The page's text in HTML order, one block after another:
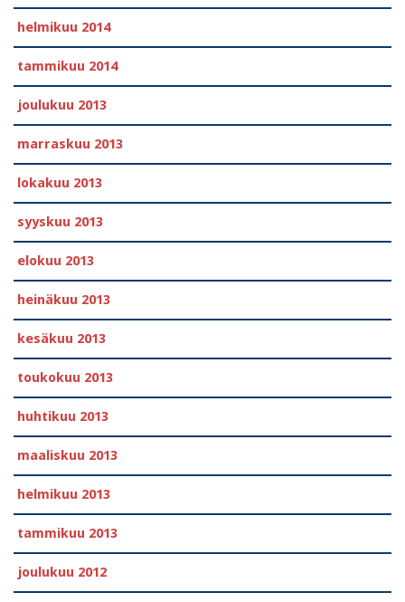
helmikuu 2014
tammikuu 2014
joulukuu 2013
marraskuu 2013
lokakuu 2013
syyskuu 2013
elokuu 2013
heinäkuu 2013
kesäkuu 2013
toukokuu 2013
huhtikuu 2013
maaliskuu 2013
helmikuu 2013
tammikuu 2013
joulukuu 2012